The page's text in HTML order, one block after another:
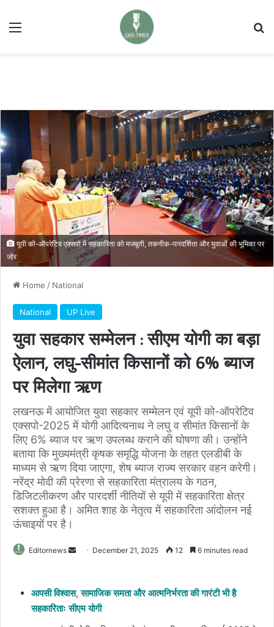
Menu
यूपी को-ऑपरेटिव एक्सपो में सहकारिता को मजबूती, तकनीक-पारदर्शिता और युवाओं की भूमिका पर
जोर
Home / National
National UP Live
युवा सहकार सम्मेलन : सीएम योगी का बड़ा
ऐलान, लघु-सीमांत किसानों को 6% ब्याज
पर मिलेगा ऋण
लखनऊ में आयोजित युवा सहकार सम्मेलन एवं यूपी को-ऑपरेटिव
एक्सपो-2025 में योगी आदित्यनाथ ने लघु व सीमांत किसानों के
लिए 6% ब्याज पर ऋण उपलब्ध कराने की घोषणा की। उन्होंने
बताया कि मुख्यमंत्री कृषक समृद्धि योजना के तहत एलडीबी के
माध्यम से ऋण दिया जाएगा, शेष ब्याज राज्य सरकार वहन करेगी।
नरेंद्र मोदी की प्रेरणा से सहकारिता मंत्रालय के गठन,
डिजिटलीकरण और पारदर्शी नीतियों से यूपी में सहकारिता क्षेत्र
सशक्त हुआ है। अमित शाह के नेतृत्व में सहकारिता आंदोलन नई
ऊंचाइयों पर है।
Editornews
Send December 21, 2025 12 6 minutes read
आपसी विश्वास, सामाजिक समता और आत्मनिर्भरता की गारंटी भी है
सहकारिताः सीएम योगी